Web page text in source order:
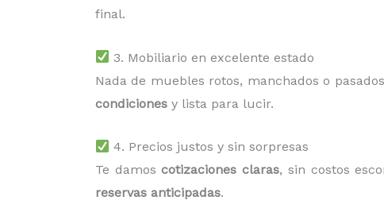
final.
3. Mobiliario en excelente estado
Nada de muebles rotos, manchados o
condiciones y lista para lucir.
4. Precios justos y sin sorpresas
Te damoscotizaciones claras, sin costos
reservas anticipadas.